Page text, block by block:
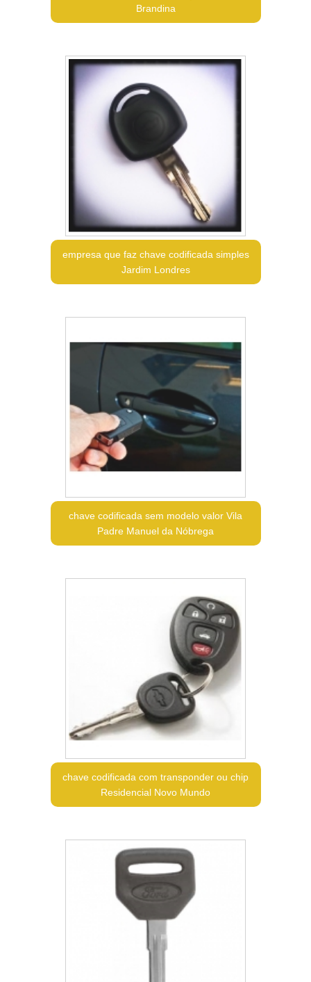
Brandina
empresa que faz chave codificada simples
Jardim Londres
chave codificada sem modelo valor Vila
Padre Manuel da Nóbrega
chave codificada com transponder ou chip
Residencial Novo Mundo